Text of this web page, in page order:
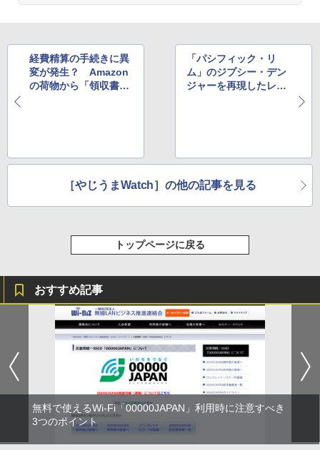
経費精算の手続きに異
変が発生？ Amazon
の荷物から「領収書」
「パシフィック・リ
ム」のジプシー・デン
ジャーを再現したレゴ
［やじうまWatch］の他の記事を見る
トップページに戻る
おすすめ記事
無料で使えるWi-Fi「00000JAPAN」利用時に注意すべき
3つのポイント